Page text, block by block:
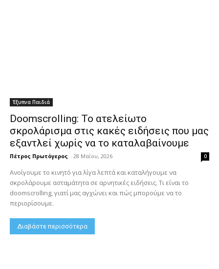
Έξυπνα Παιδιά
Doomscrolling: Το ατελείωτο
σκρολάρισμα στις κακές ειδήσεις που μας
εξαντλεί χωρίς να το καταλαβαίνουμε
Πέτρος Πρωτόγερος - 28 Μαΐου, 2026 0
Ανοίγουμε το κινητό για λίγα λεπτά και καταλήγουμε να
σκρολάρουμε ασταμάτητα σε αρνητικές ειδήσεις. Τι είναι το
doomscrolling, γιατί μας αγχώνει και πώς μπορούμε να το
περιορίσουμε.
Διαβάστε περισσότερα